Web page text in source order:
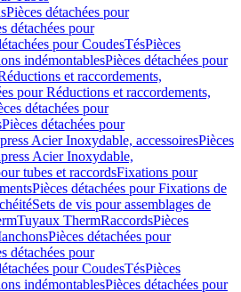
Pièces détachées pour
détachées pour
pour CoudesTésPièces
indémontablesPièces détachées pour
et raccordements,
pour Réductions et raccordements,
détachées pour
Pièces détachées pour
Acier Inoxydable, accessoiresPièces
Acier Inoxydable,
tubes et raccordsFixations pour
Pièces détachées pour Fixations de
Sets de vis pour assemblages de
Tuyaux ThermRaccordsPièces
Pièces détachées pour
détachées pour
pour CoudesTésPièces
indémontablesPièces détachées pour